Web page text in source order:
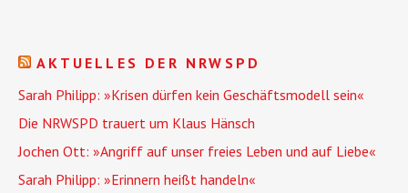
AKTUELLES DER NRWSPD
Sarah Philipp: »Krisen dürfen kein Geschäftsmodell sein«
Die NRWSPD trauert um Klaus Hänsch
Jochen Ott: »Angriff auf unser freies Leben und auf Liebe«
Sarah Philipp: »Erinnern heißt handeln«